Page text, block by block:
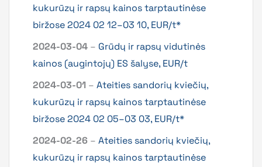
kukurūzų ir rapsų kainos tarptautinėse
biržose 2024 02 12–03 10, EUR/t*
2024-03-04 – Grūdų ir rapsų vidutinės
kainos (augintojų) ES šalyse, EUR/t
2024-03-01 – Ateities sandorių kviečių,
kukurūzų ir rapsų kainos tarptautinėse
biržose 2024 02 05–03 03, EUR/t*
2024-02-26 – Ateities sandorių kviečių,
kukurūzų ir rapsų kainos tarptautinėse